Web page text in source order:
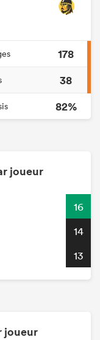
178
38
82%
joueur
16
14
13
joueur